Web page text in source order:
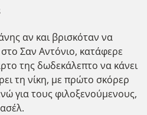
αν και βρισκόταν να
Σαν Αντόνιο, κατάφερε
της δωδεκάλεπτο να κάνει
τη νίκη, με πρώτο σκόρερ
για τους φιλοξενούμενους,